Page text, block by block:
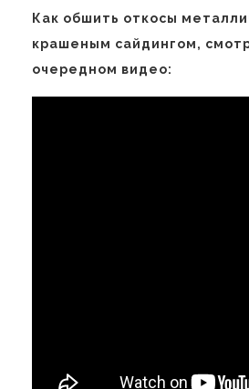
Как обшить откосы
крашеным сайдингом,
очередном видео: